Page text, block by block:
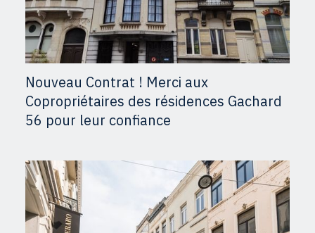
Nouveau Contrat ! Merci aux
Copropriétaires des résidences Gachard
56 pour leur confiance